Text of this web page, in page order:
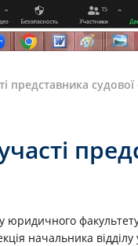
представника
юридичного
начальника